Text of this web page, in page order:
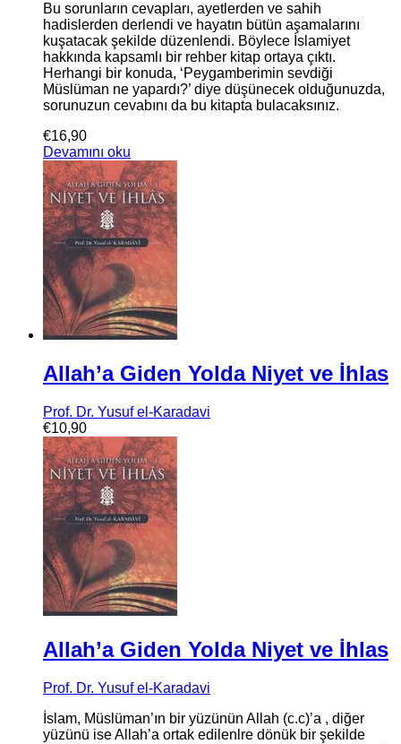
Bu sorunların cevapları, ayetlerden ve sahih
hadislerden derlendi ve hayatın bütün aşamalarını
kuşatacak şekilde düzenlendi. Böylece İslamiyet
hakkında kapsamlı bir rehber kitap ortaya çıktı.
Herhangi bir konuda, ‘Peygamberimin sevdiği
Müslüman ne yapardı?’ diye düşünecek olduğunuzda,
sorunuzun cevabını da bu kitapta bulacaksınız.
€16,90
Devamını oku
Allah’a Giden Yolda Niyet ve İhlas
Prof. Dr. Yusuf el-Karadavi
€10,90
Allah’a Giden Yolda Niyet ve İhlas
Prof. Dr. Yusuf el-Karadavi
İslam, Müslüman’ın bir yüzünün Allah (c.c)’a , diğer
yüzünü ise Allah’a ortak edilenlre dönük bir şekilde